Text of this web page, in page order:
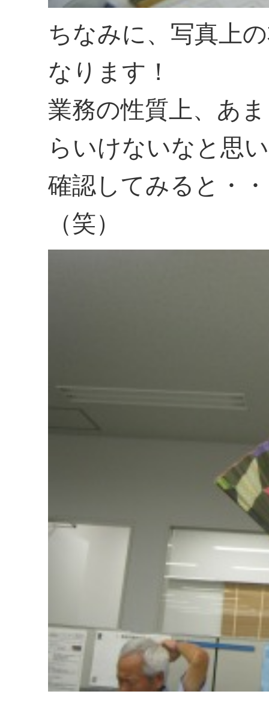
ちなみに、写真上
なります！
業務の性質上、あ
らいけないなと思
確認してみると・
（笑）